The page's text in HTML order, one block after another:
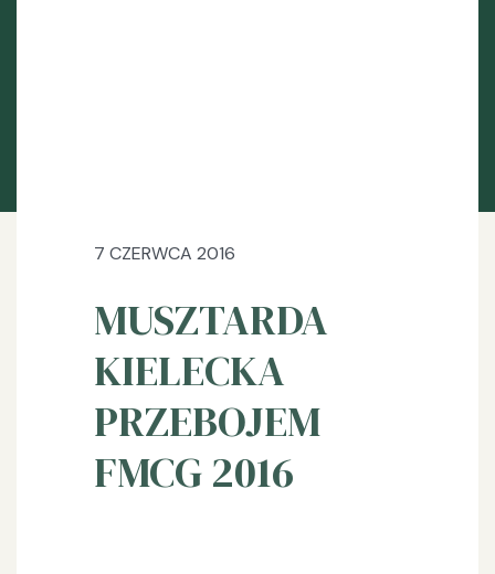
7 CZERWCA 2016
MUSZTARDA
KIELECKA
PRZEBOJEM
FMCG 2016